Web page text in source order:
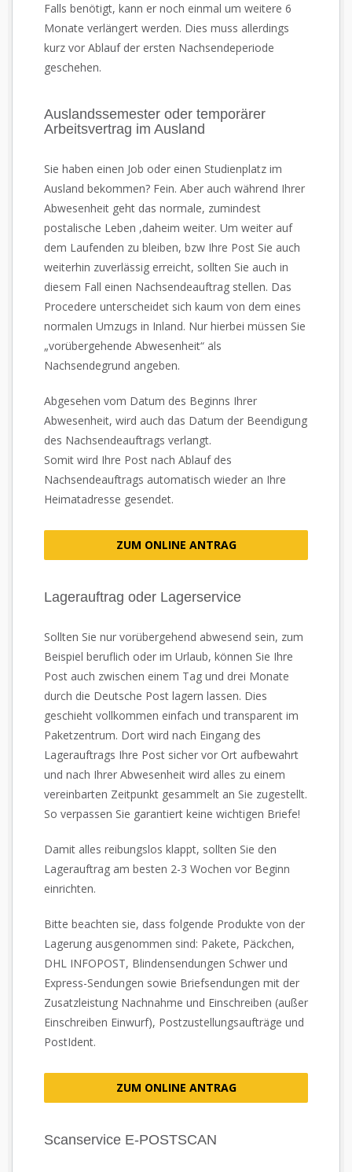
Falls benötigt, kann er noch einmal um weitere 6
Monate verlängert werden. Dies muss allerdings
kurz vor Ablauf der ersten Nachsendeperiode
geschehen.
Auslandssemester oder temporärer
Arbeitsvertrag im Ausland
Sie haben einen Job oder einen Studienplatz im
Ausland bekommen? Fein. Aber auch während Ihrer
Abwesenheit geht das normale, zumindest
postalische Leben ,daheim weiter. Um weiter auf
dem Laufenden zu bleiben, bzw Ihre Post Sie auch
weiterhin zuverlässig erreicht, sollten Sie auch in
diesem Fall einen Nachsendeauftrag stellen. Das
Procedere unterscheidet sich kaum von dem eines
normalen Umzugs in Inland. Nur hierbei müssen Sie
„vorübergehende Abwesenheit“ als
Nachsendegrund angeben.
Abgesehen vom Datum des Beginns Ihrer
Abwesenheit, wird auch das Datum der Beendigung
des Nachsendeauftrags verlangt.
Somit wird Ihre Post nach Ablauf des
Nachsendeauftrags automatisch wieder an Ihre
Heimatadresse gesendet.
ZUM ONLINE ANTRAG
Lagerauftrag oder Lagerservice
Sollten Sie nur vorübergehend abwesend sein, zum
Beispiel beruflich oder im Urlaub, können Sie Ihre
Post auch zwischen einem Tag und drei Monate
durch die Deutsche Post lagern lassen. Dies
geschieht vollkommen einfach und transparent im
Paketzentrum. Dort wird nach Eingang des
Lagerauftrags Ihre Post sicher vor Ort aufbewahrt
und nach Ihrer Abwesenheit wird alles zu einem
vereinbarten Zeitpunkt gesammelt an Sie zugestellt.
So verpassen Sie garantiert keine wichtigen Briefe!
Damit alles reibungslos klappt, sollten Sie den
Lagerauftrag am besten 2-3 Wochen vor Beginn
einrichten.
Bitte beachten sie, dass folgende Produkte von der
Lagerung ausgenommen sind: Pakete, Päckchen,
DHL INFOPOST, Blindensendungen Schwer und
Express-Sendungen sowie Briefsendungen mit der
Zusatzleistung Nachnahme und Einschreiben (außer
Einschreiben Einwurf), Postzustellungsaufträge und
PostIdent.
ZUM ONLINE ANTRAG
Scanservice E-POSTSCAN